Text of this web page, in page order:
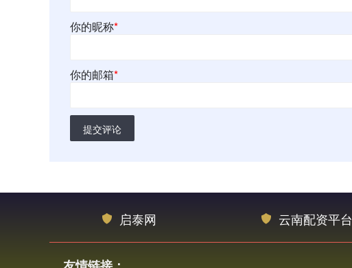
你的昵称*
你的邮箱*
提交评论
启泰网 云南配资平台